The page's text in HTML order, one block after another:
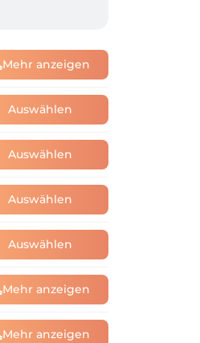
Mehr anzeigen
Auswählen
Auswählen
Auswählen
Auswählen
Mehr anzeigen
Mehr anzeigen